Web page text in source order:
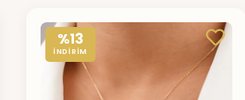
%13
İNDİRİM